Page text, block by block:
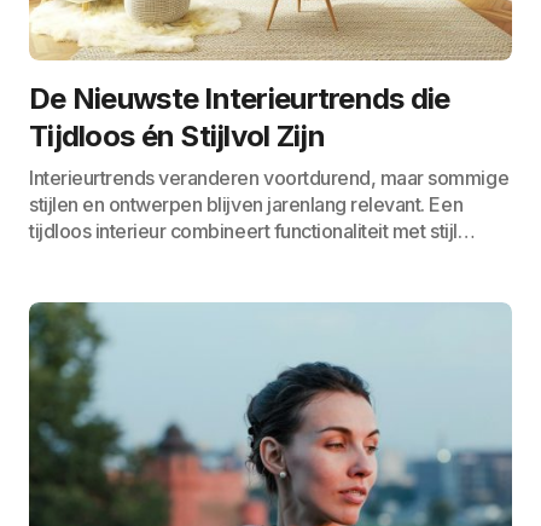
De Nieuwste Interieurtrends die
Tijdloos én Stijlvol Zijn
Interieurtrends veranderen voortdurend, maar sommige
stijlen en ontwerpen blijven jarenlang relevant. Een
tijdloos interieur combineert functionaliteit met stijl…